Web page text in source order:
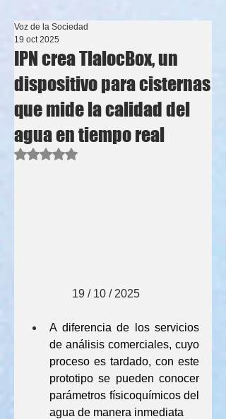
IPN crea TlalocBox, un
dispositivo para cisternas
que mide la calidad del
agua en tiempo real
Voz de la Sociedad
19 oct 2025
Obtuvo NaN de 5 estrellas.
                19 / 10 / 2025
A diferencia de los servicios
de análisis comerciales, cuyo
proceso es tardado, con este
prototipo se pueden conocer
parámetros físicoquímicos del
agua de manera inmediata